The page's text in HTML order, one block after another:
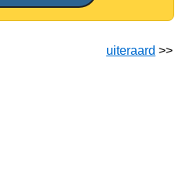
uiteraard >>